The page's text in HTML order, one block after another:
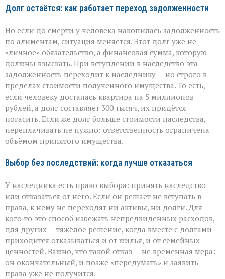
Долг остаётся: как работает переход задолженности
Но если до смерти у человека накопилась задолженность
по алиментам, ситуация меняется. Этот долг уже не
«личное» обязательство, а финансовая сумма, которую
должны взыскать. При вступлении в наследство эта
задолженность переходит к наследнику — но строго в
пределах стоимости полученного имущества. То есть,
если человеку досталась квартира на 5 миллионов
рублей, а долг составляет 300 тысяч, их придётся
погасить. Если же долг больше стоимости наследства,
переплачивать не нужно: ответственность ограничена
объёмом принятого имущества.
Выбор без последствий: когда лучше отказаться
У наследника есть право выбора: принять наследство
или отказаться от него. Если он решает не вступать в
права, к нему не переходят ни активы, ни долги. Для
кого‑то это способ избежать непредвиденных расходов,
для других — тяжёлое решение, когда вместе с долгами
приходится отказываться и от жилья, и от семейных
ценностей. Важно, что такой отказ — не временная мера:
он окончательный, и позже «передумать» и заявить
права уже не получится.